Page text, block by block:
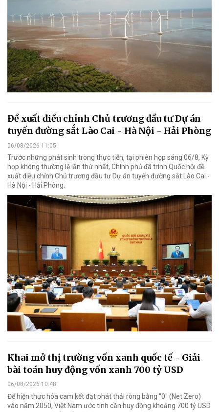
Đề xuất điều chỉnh Chủ trương đầu tư Dự án
tuyến đường sắt Lào Cai - Hà Nội - Hải Phòng
06/08/2026 11:05
Trước những phát sinh trong thực tiễn, tại phiên họp sáng 06/8, Kỳ
họp không thường lệ lần thứ nhất, Chính phủ đã trình Quốc hội đề
xuất điều chỉnh Chủ trương đầu tư Dự án tuyến đường sắt Lào Cai -
Hà Nội - Hải Phòng.
Khai mở thị trường vốn xanh quốc tế - Giải
bài toán huy động vốn xanh 700 tỷ USD
06/08/2026 10:48
Để hiện thực hóa cam kết đạt phát thải ròng bằng "0" (Net Zero)
vào năm 2050, Việt Nam ước tính cần huy động khoảng 700 tỷ USD